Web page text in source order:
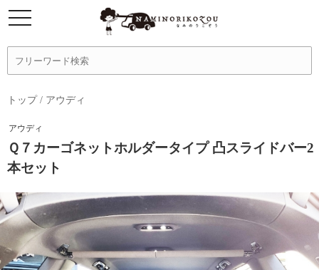
トップ/ アウディ
アウディ
Ｑ７カーゴネットホルダータイプ 凸スライドバー2
本セット